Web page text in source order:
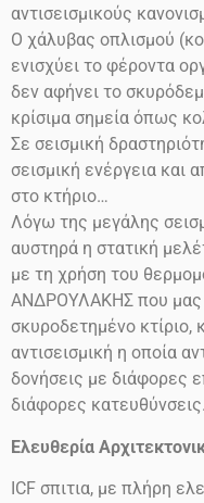
αντισεισμικούς
Ο χάλυβας οπλισμού
ενισχύει το φέροντα
δεν αφήνει το
κρίσιμα σημεία όπως
Σε σεισμική
σεισμική ενέργεια και
στο κτήριο…
Λόγω της μεγάλης
αυστηρά η στατική
με τη χρήση του
ΑΝΔΡΟΥΛΑΚΗΣ που μας
σκυροδετημένο κτίριο,
αντισεισμική η οποία
δονήσεις με διάφορες
διάφορες κατευθύνσεις.
Ελευθερία
ICF σπιτια, με πλήρη